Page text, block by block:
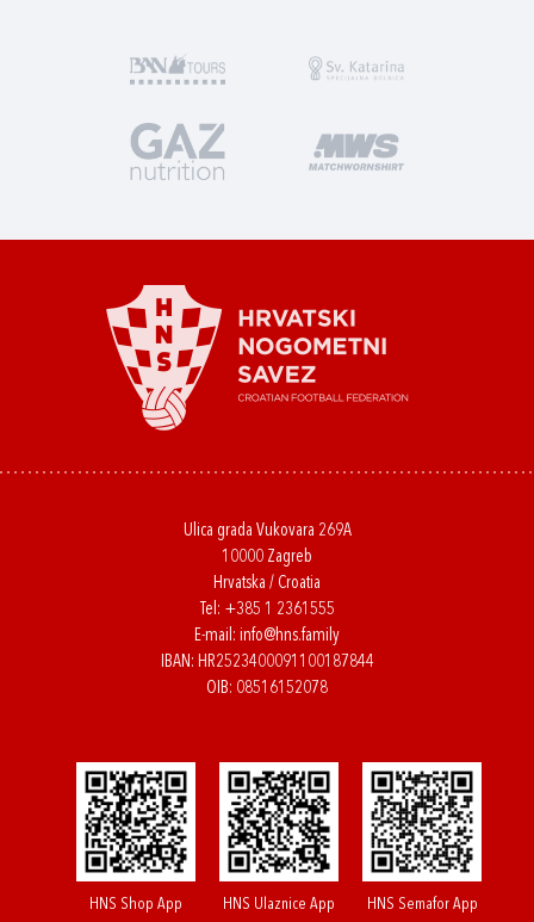
Ulica grada Vukovara 269A
10000 Zagreb
Hrvatska / Croatia
Tel: +385 1 2361555
E-mail: info@hns.family
IBAN: HR2523400091100187844
OIB: 08516152078
HNS Shop App HNS Ulaznice App HNS Semafor App